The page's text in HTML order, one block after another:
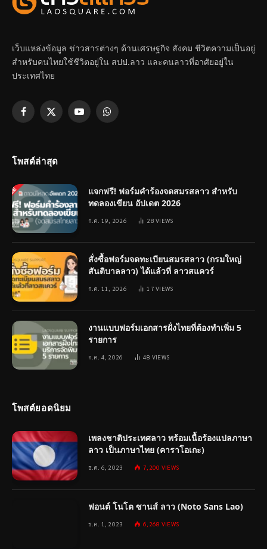
เว็บแหล่งข้อมูล ข่าวสารต่างๆ ด้านเศรษฐกิจ สังคม ชีวิตความเป็นอยู่
สำหรับคนไทยใช้ชีวิตอยู่ใน สปป.ลาว และคนลาวที่อาศัยอยู่ใน
ประเทศไทย
Facebook
X
YouTubeWhatsApp
โพสต์ล่าสุด
แจกฟรี! ฟอร์มคำร้องจดสมรสลาว สำหรับ
ทดลองเขียน อัปเดต 2026
ก.ค. 19, 2026 28VIEWS
สั่งซื้อฟอร์มจดทะเบียนสมรสลาว (กรมใหญ่
สันติบาลลาว) ได้แล้วที่ ลาวสแควร์
ก.ค. 11, 2026 17VIEWS
งานแบบฟอร์มเอกสารฝั่งไทยที่ต้องทำเพิ่ม 5
รายการ
ก.ค. 4, 2026 48 VIEWS
โพสต์ยอดนิยม
เพลงชาติประเทศลาว พร้อมเนื้อร้องแปลภาษา
ลาว เป็นภาษาไทย (คาราโอเกะ)
ธ.ค. 6, 2023 7,200 VIEWS
ฟอนต์ โนโต ซานส์ ลาว (Noto Sans Lao)
ธ.ค. 1, 2023 6,268 VIEWS